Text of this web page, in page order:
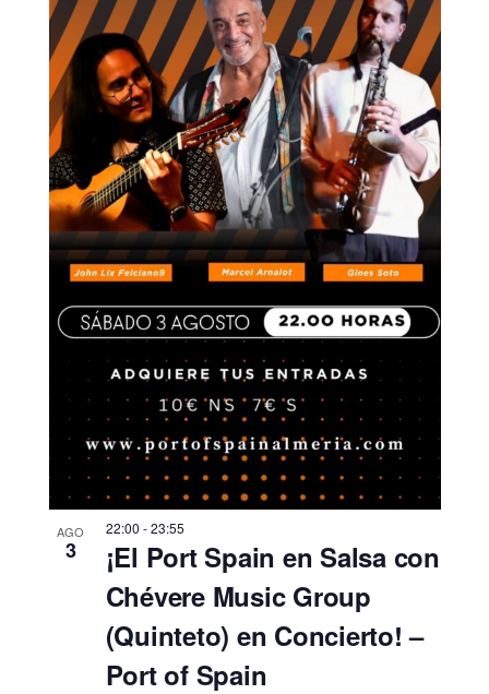
AGO
3
22:00 -23:55
¡El Port Spain en Salsa con
Chévere Music Group
(Quinteto) en Concierto! –
Port of Spain